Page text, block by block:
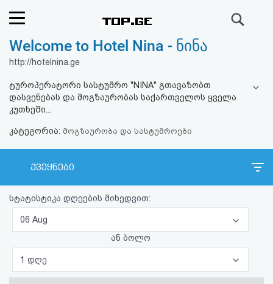
რეიტინგი
ფოსტა
კითხვა-
პასუხი
ავტორიზაცია
რეგისტრაცია
პაროლის
აღდგენა
Welcome to Hotel Nina - ნინა
http://hotelnina.ge
ტუროპერატორი სასტუმრო "NINA" გთავაზობთ
დასვენებას და მოგზაურობას საქართველოს ყველა
კუთხეში...
კატეგორია: მოგზაურობა და სასტუმროები
ქვეყნები
სტატისტიკა დღეების მიხედვით:
06 Aug
ან ბოლო
1 დღე